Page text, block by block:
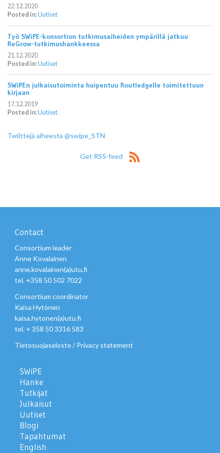
22.12.2020
Posted in:Uutiset
Työ SWiPE-konsortion tutkimusaiheiden ympärillä jatkuu
ReGrow-tutkimushankkeessa
21.12.2020
Posted in:Uutiset
SWiPEn julkaisutoiminta huipentuu Routledgelle toimitettuun
kirjaan
17.12.2019
Posted in:Uutiset
Twiittejä aiheesta @swipe_STN
Get RSS-feed
Contact
Consortium leader
Anne Kovalainen
anne.kovalainen(a)utu.fi
tel. +358 50 502 7022
Consortium coordinator
Kaisa Hytönen
kaisa.hytonen(a)utu.fi
tel. + 358 50 3316 583
Tietosuojaseloste/ Privacy statement
SWiPE
Hanke
Tutkijat
Julkaisut
Uutiset
Blogi
Tapahtumat
English